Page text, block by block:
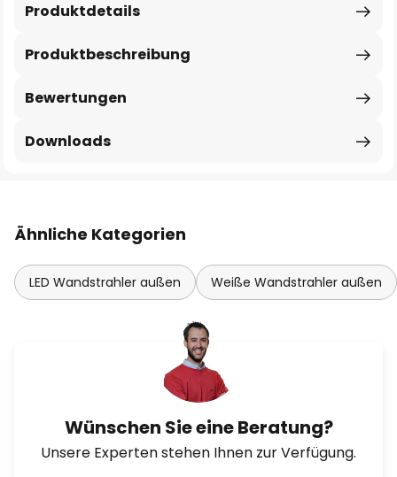
Produktbeschreibung
Produktdetails
Bewertungen
Downloads
Ähnliche Kategorien
LED Wandstrahler außen Weiße Wandstrahler außen
Wünschen Sie eine Beratung?
Unsere Experten stehen Ihnen zur Verfügung.